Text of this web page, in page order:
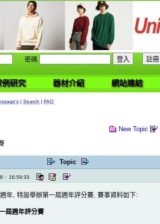
密碼
例研究 器材介紹 網站連結
| Search | FAQ
New Topic
Topic
: 16:59:33
年, 特設舉辦第一屆週年評分賽, 賽事資料如下:
屆週年評分賽